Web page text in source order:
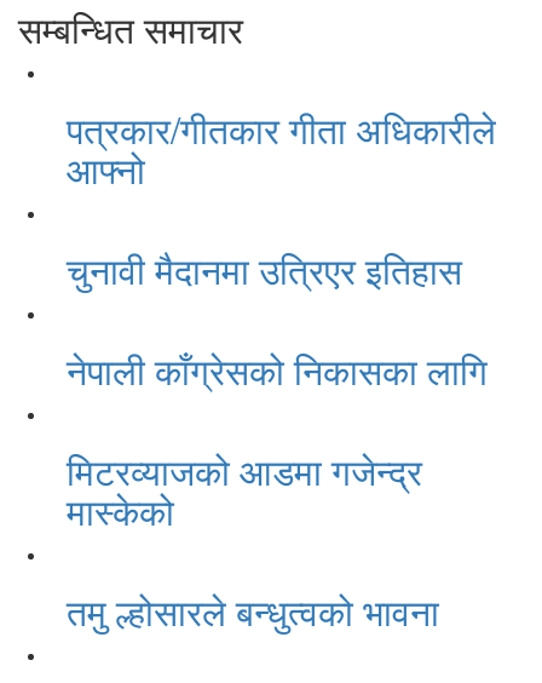
सम्बन्धित समाचार
पत्रकार/गीतकार गीता अधिकारीले
आफ्नो
चुनावी मैदानमा उत्रिएर इतिहास
नेपाली काँग्रेसको निकासका लागि
मिटरव्याजको आडमा गजेन्द्र
मास्केको
तमु ल्होसारले बन्धुत्वको भावना